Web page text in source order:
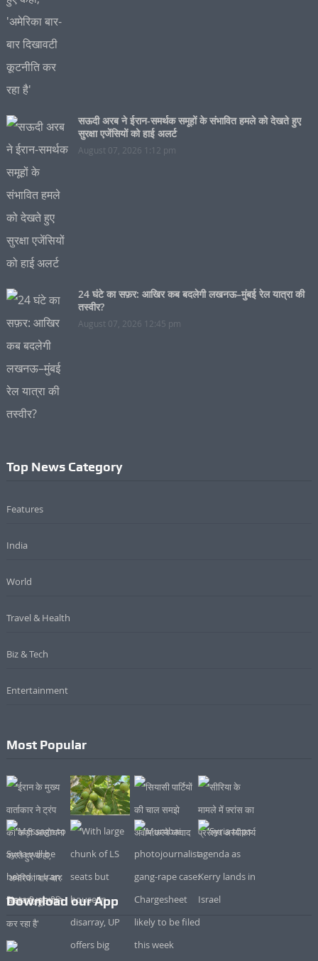
सऊदी अरब ने ईरान-समर्थक समूहों के संभावित हमले को देखते हुए
सुरक्षा एजेंसियों को हाई अलर्ट
August 07, 2026 1:12 pm
24 घंटे का सफ़र: आखिर कब बदलेगी लखनऊ–मुंबई रेल यात्रा की
तस्वीर?
August 07, 2026 12:45 pm
Top News Category
Features
India
World
Travel & Health
Biz & Tech
Entertainment
Most Popular
Download our App